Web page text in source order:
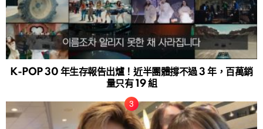
K-POP 30 年生存報告出爐！近半團體撐不過 3 年，百萬銷
量只有 19 組